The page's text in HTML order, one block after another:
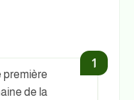
première
de la